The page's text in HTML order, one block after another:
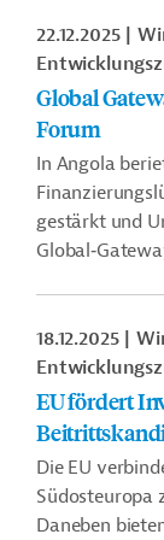
22.12.2025
Global
Forum
In Angola
gestärkt und
18.12.2025
EU fördert
Die EU
Südosteuropa
Daneben